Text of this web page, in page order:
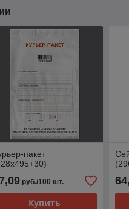
пакет
руб./100 шт.
Купить